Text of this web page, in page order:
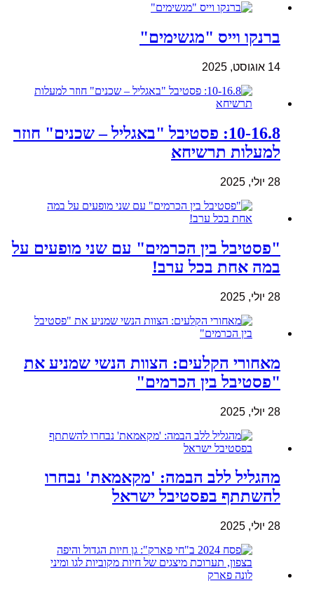
ברנקו וייס "מגשימים"
14 אוגוסט, 2025
10-16.8: פסטיבל "באגליל – שכנים" חוזר
למעלות תרשיחא
28 יולי, 2025
"פסטיבל בין הכרמים" עם שני מופעים על
במה אחת בכל ערב!
28 יולי, 2025
מאחורי הקלעים: הצוות הנשי שמניע את
"פסטיבל בין הכרמים"
28 יולי, 2025
מהגליל ללב הבמה: 'מקאמאת' נבחרו
להשתתף בפסטיבל ישראל
28 יולי, 2025